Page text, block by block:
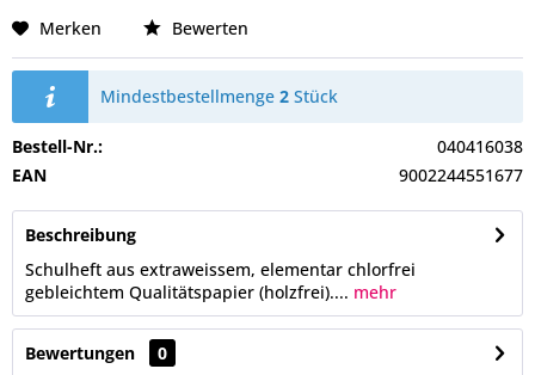
Merken Bewerten
Mindestbestellmenge2 Stück
Bestell-Nr.:
040416038
EAN
9002244551677
Beschreibung
Schulheft aus extraweissem, elementar chlorfrei
gebleichtem Qualitätspapier (holzfrei).... mehr
Bewertungen
0